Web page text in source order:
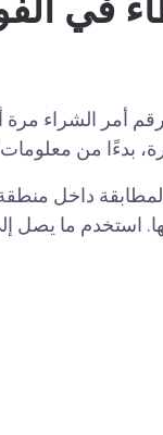
في
أمر الشراء مرة
بدءًا من
داخل